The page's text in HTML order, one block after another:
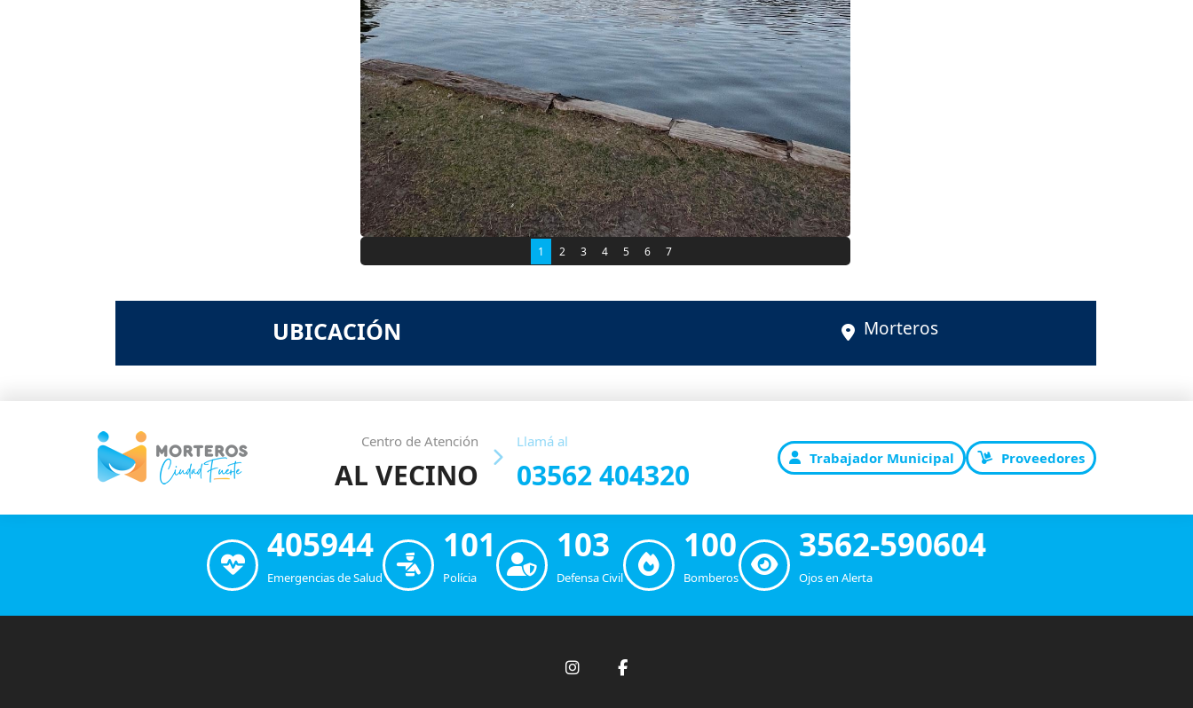
1 2 3 4 5 6 7
UBICACIÓN Morteros
Centro de Atención
AL VECINO
Llamá al
03562 404320 Trabajador Municipal Proveedores
405944
Emergencias de Salud
101
Polícia
103
Defensa Civil
100
Bomberos
3562-590604
Ojos en Alerta